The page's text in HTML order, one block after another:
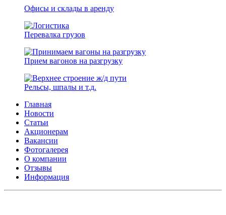
Офисы и склады в аренду
Перевалка грузов
Прием вагонов на разгрузку
Рельсы, шпалы и т.д.
Главная
Новости
Статьи
Акционерам
Вакансии
Фотогалерея
О компании
Отзывы
Информация